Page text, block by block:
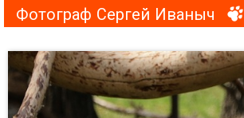
Фотограф Сергей Иваныч